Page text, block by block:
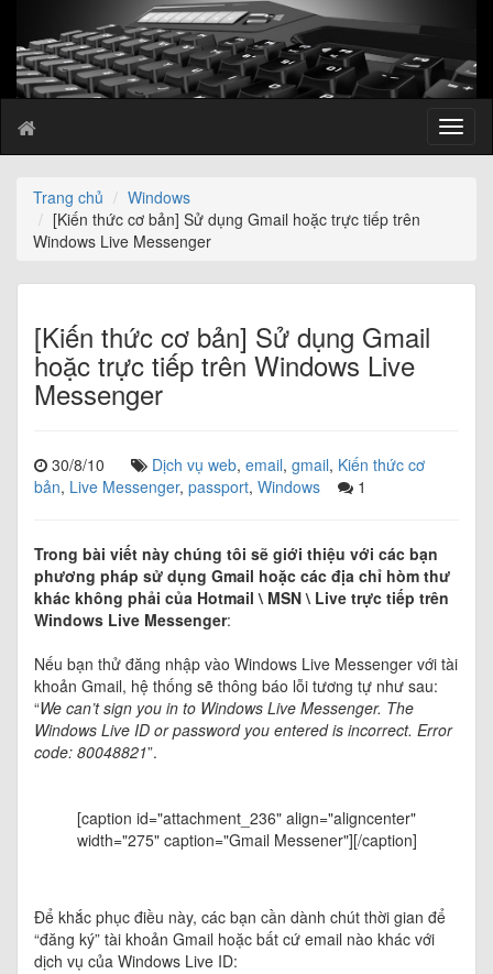
T
o
a
Trang chủ
Windows
[Kiến thức cơ bản] Sử dụng Gmail hoặc trực tiếp trên
Windows Live Messenger
[Kiến thức cơ bản] Sử dụng Gmail
hoặc trực tiếp trên Windows Live
Messenger
30/8/10 Dịch vụ web, email, gmail, Kiến thức cơ
bản, Live Messenger, passport, Windows 1
Trong bài viết này chúng tôi sẽ giới thiệu với các bạn
phương pháp sử dụng Gmail hoặc các địa chỉ hòm thư
khác không phải của Hotmail \ MSN \ Live trực tiếp trên
Windows Live Messenger:
Nếu bạn thử đăng nhập vào Windows Live Messenger với tài
khoản Gmail, hệ thống sẽ thông báo lỗi tương tự như sau:
“We can’t sign you in to Windows Live Messenger. The
Windows Live ID or password you entered is incorrect. Error
code: 80048821”.
[caption id="attachment_236" align="aligncenter"
width="275" caption="Gmail Messener"][/caption]
Để khắc phục điều này, các bạn cần dành chút thời gian để
“đăng ký” tài khoản Gmail hoặc bất cứ email nào khác với
dịch vụ của Windows Live ID: